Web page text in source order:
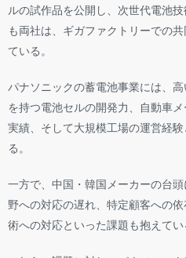
ルの試作品を公開し、次世代電池
も両社は、ギガファクトリーでの
ている。
パナソニックの蓄電池事業には、
を持つ電池セルの開発力、自動車
実績、そして大規模工場の運営経
る。
一方で、中国・韓国メーカーの台
野への対応の遅れ、特定顧客への
術への対応といった課題も抱えてい